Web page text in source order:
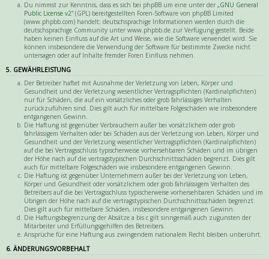
Du nimmst zur Kenntnis, dass es sich bei phpBB um eine unter der „GNU General
Public License v2“ (GPL) bereitgestellten Foren-Software von phpBB Limited
(www.phpbb.com) handelt; deutschsprachige Informationen werden durch die
deutschsprachige Community unter www.phpbb.de zur Verfügung gestellt. Beide
haben keinen Einfluss auf die Art und Weise, wie die Software verwendet wird. Sie
können insbesondere die Verwendung der Software für bestimmte Zwecke nicht
untersagen oder auf Inhalte fremder Foren Einfluss nehmen.
5. GEWÄHRLEISTUNG
Der Betreiber haftet mit Ausnahme der Verletzung von Leben, Körper und
Gesundheit und der Verletzung wesentlicher Vertragspflichten (Kardinalpflichten)
nur für Schäden, die auf ein vorsätzliches oder grob fahrlässiges Verhalten
zurückzuführen sind. Dies gilt auch für mittelbare Folgeschäden wie insbesondere
entgangenen Gewinn.
Die Haftung ist gegenüber Verbrauchern außer bei vorsätzlichem oder grob
fahrlässigem Verhalten oder bei Schäden aus der Verletzung von Leben, Körper und
Gesundheit und der Verletzung wesentlicher Vertragspflichten (Kardinalpflichten)
auf die bei Vertragsschluss typischerweise vorhersehbaren Schäden und im übrigen
der Höhe nach auf die vertragstypischen Durchschnittsschäden begrenzt. Dies gilt
auch für mittelbare Folgeschäden wie insbesondere entgangenen Gewinn.
Die Haftung ist gegenüber Unternehmern außer bei der Verletzung von Leben,
Körper und Gesundheit oder vorsätzlichem oder grob fahrlässigem Verhalten des
Betreibers auf die bei Vertragsschluss typischerweise vorhersehbaren Schäden und im
Übrigen der Höhe nach auf die vertragstypischen Durchschnittsschäden begrenzt.
Dies gilt auch für mittelbare Schäden, insbesondere entgangenen Gewinn.
Die Haftungsbegrenzung der Absätze a bis c gilt sinngemäß auch zugunsten der
Mitarbeiter und Erfüllungsgehilfen des Betreibers.
Ansprüche für eine Haftung aus zwingendem nationalem Recht bleiben unberührt.
6. ÄNDERUNGSVORBEHALT